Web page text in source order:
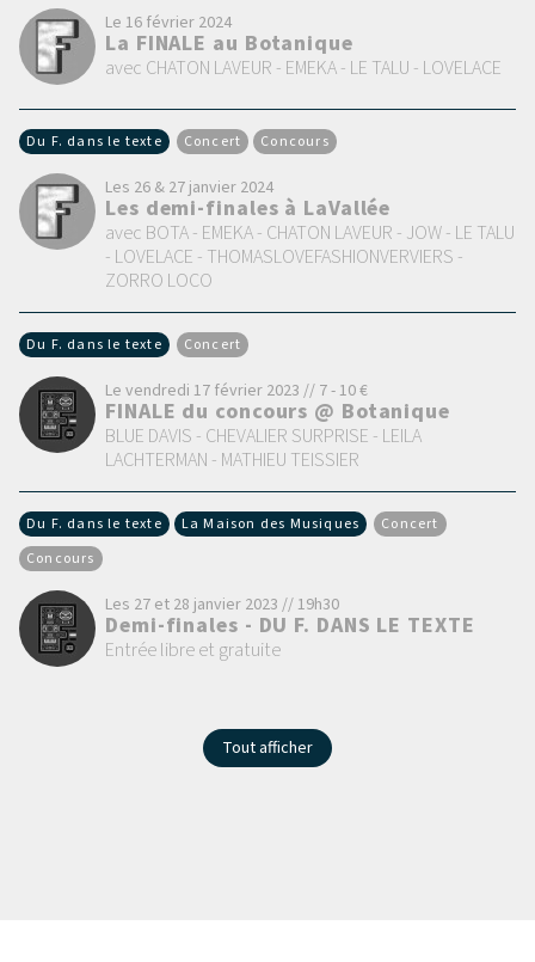
Le 16 février 2024
La FINALE au Botanique
avec CHATON LAVEUR - EMEKA - LE TALU - LOVELACE
Du F. dans le texte Concert Concours
Les 26 & 27 janvier 2024
Les demi-finales à LaVallée
avec BOTA - EMEKA - CHATON LAVEUR - JOW - LE TALU
- LOVELACE - THOMASLOVEFASHIONVERVIERS -
ZORRO LOCO
Du F. dans le texte Concert
Le vendredi 17 février 2023 // 7 - 10 €
FINALE du concours @ Botanique
BLUE DAVIS - CHEVALIER SURPRISE - LEILA
LACHTERMAN - MATHIEU TEISSIER
Du F. dans le texte La Maison des Musiques
Concert
Concours
Les 27 et 28 janvier 2023 // 19h30
Demi-finales - DU F. DANS LE TEXTE
Entrée libre et gratuite
Tout afficher